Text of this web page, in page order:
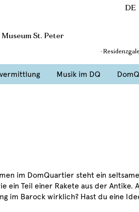
DE
Museum St. Peter
·
Musik im DQ
im DomQuartier steht ein
ein Teil einer Rakete aus der Antike.
im Barock wirklich? Hast du eine